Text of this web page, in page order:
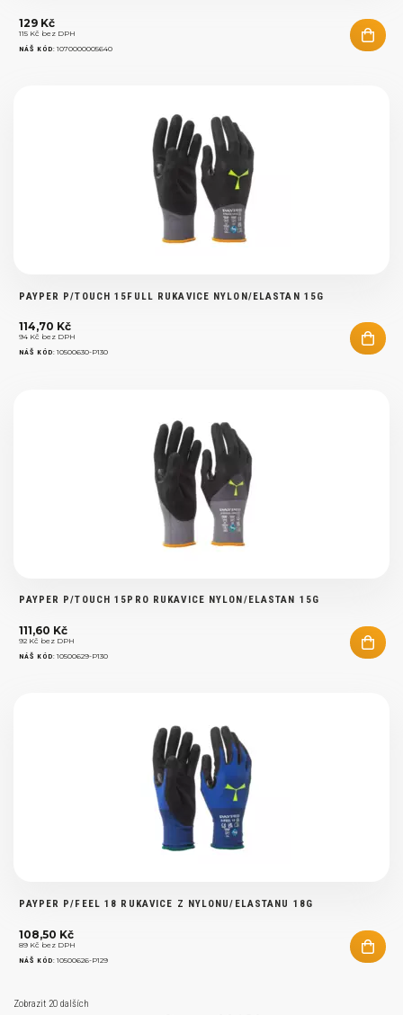
129 Kč
115 Kč bez DPH
NÁŠ KÓD:1070000005640
PAYPER P/TOUCH 15FULL RUKAVICE NYLON/ELASTAN 15G
114,70 Kč
94 Kč bez DPH
NÁŠ KÓD:10500630-P130
PAYPER P/TOUCH 15PRO RUKAVICE NYLON/ELASTAN 15G
111,60 Kč
92 Kč bez DPH
NÁŠ KÓD:10500629-P130
PAYPER P/FEEL 18 RUKAVICE Z NYLONU/ELASTANU 18G
108,50 Kč
89 Kč bez DPH
NÁŠ KÓD:10500626-P129
Zobrazit 20 dalších